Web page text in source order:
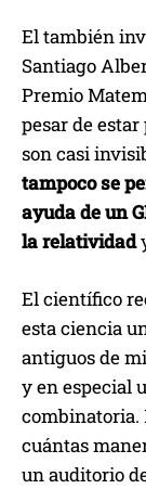
El también
Santiago
Premio
pesar de
son casi
tampoco se
ayuda de un
la relatividad
El científico
esta ciencia
antiguos de
y en especial
combinatoria.
cuántas
un auditorio